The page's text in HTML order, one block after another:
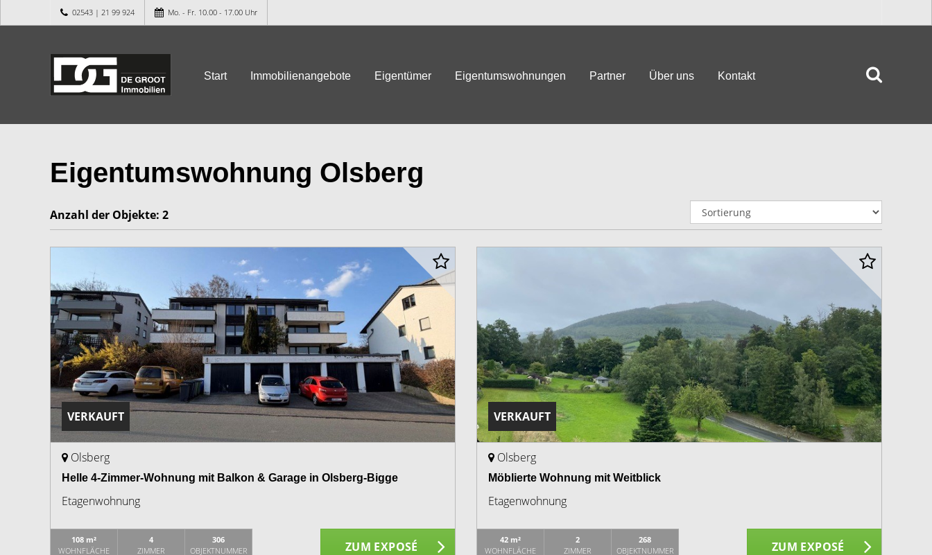
02543 | 21 99 924 Mo. - Fr. 10.00 - 17.00 Uhr
Start Immobilienangebote Eigentümer Eigentumswohnungen Partner Über uns Kontakt
Eigentumswohnung Olsberg
Anzahl der Objekte: 2
VERKAUFT
Olsberg
Helle 4-Zimmer-Wohnung mit Balkon & Garage in Olsberg-Bigge
Etagenwohnung
108 m²
WOHNFLÄCHE
4
ZIMMER
306
OBJEKTNUMMER
ZUM EXPOSÉ
VERKAUFT
Olsberg
Möblierte Wohnung mit Weitblick
Etagenwohnung
42 m²
WOHNFLÄCHE
2
ZIMMER
268
OBJEKTNUMMER
ZUM EXPOSÉ